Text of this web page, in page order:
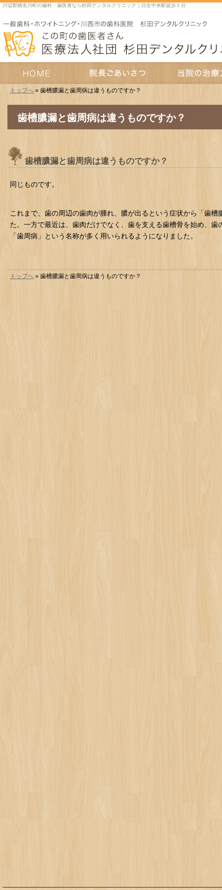
歯槽膿漏と歯周病は違うものですか？
川辺郡猪名川町の歯科・歯医者なら杉田デンタルクリニック｜日生中央駅徒歩１分
トップへ » 歯槽膿漏と歯周病は違うものですか？
歯槽膿漏と歯周病は違うものですか？
同じものです。
これまで、歯の周辺の歯肉が腫れ、膿が出るという症状から「歯
た。一方で最近は、歯肉だけでなく、歯を支える歯槽骨を始め、
「歯周病」という名称が多く用いられるようになりました。
トップへ » 歯槽膿漏と歯周病は違うものですか？
院長あいさつ